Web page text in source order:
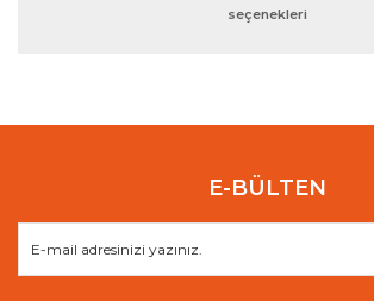
seçenekleri
E-BÜLTEN